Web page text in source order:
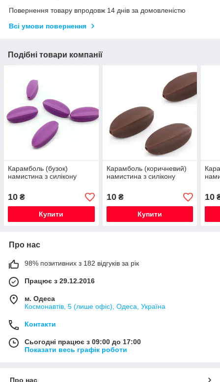
Повернення товару впродовж 14 днів за домовленістю
Всі умови повернення
Подібні товари компанії
Карамболь (бузок)
намистина з силікону
10 ₴
Купити
Карамболь (коричневий)
намистина з силікону
10₴
Купити
10
Про нас
98% позитивних з 182 відгуків за рік
Працює з 29.12.2016
м. Одеса
Космонавтів, 5 (лише офіс), Одеса, Україна
Контакти
Сьогодні працює з 09:00 до 17:00
Показати весь графік роботи
Про нас